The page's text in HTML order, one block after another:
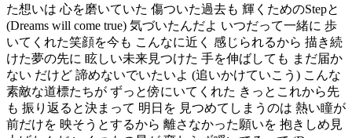
た想いは 心を磨いていた 傷ついた過去も 輝くためのStepと
(Dreams will come true) 気づいたんだよ いつだって一緒に 歩
いてくれた笑顔を今も こんなに近く 感じられるから 描き続
けた夢の先に 眩しい未来見つけた 手を伸ばしても まだ届か
ない だけど 諦めないでいたいよ (追いかけていこう) こんな
素敵な道標たちが ずっと傍にいてくれた きっとこれから先
も 振り返ると決まって 明日を 見つめてしまうのは 熱い瞳が
前だけを 映そうとするから 離さなかった願いを 抱きしめ見